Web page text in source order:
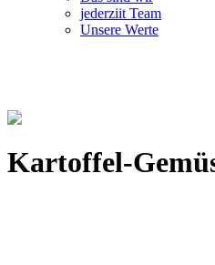
jederziit Team
Unsere Werte
Kartoffel-